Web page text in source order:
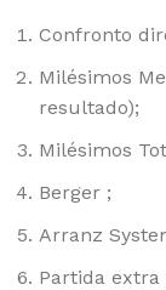
Confronto
Milésimos
resultado);
Milésimos
Berger ;
Arranz
Partida